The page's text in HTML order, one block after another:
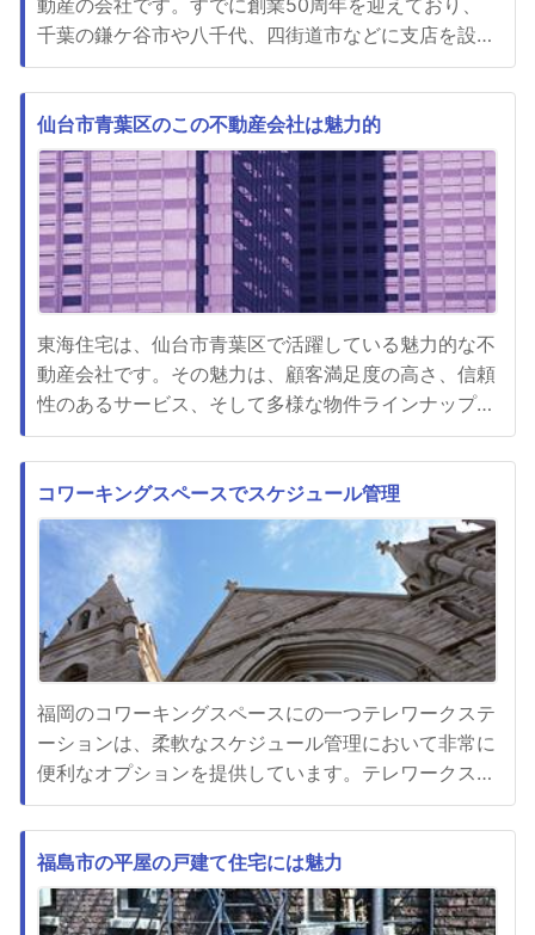
動産の会社です。すでに創業50周年を迎えており、
千葉の鎌ケ谷市や八千代、四街道市などに支店を設け
ています。「東海住宅株式会社」が扱うのは、お家を
建てることだけではなく、売ることや売却相談、リフ
ォームなどです。基本的には千葉県八千代市や鎌ケ谷
市といった場所の不動産関連の相談であれば、どのよ
うなことでも受付していま...
仙台市青葉区のこの不動産会社は魅力的
東海住宅は、仙台市青葉区で活躍している魅力的な不
動産会社です。その魅力は、顧客満足度の高さ、信頼
性のあるサービス、そして多様な物件ラインナップに
あります。まず、東海住宅の顧客満足度は非常に高い
です。彼らは常に顧客のニーズを第一に考え、親切か
つ迅速な対応を提供しています。物件の選定から契約
手続きアフターサービスまで一貫したサポートを提供
することで、顧客の不安を...
コワーキングスペースでスケジュール管理
福岡のコワーキングスペースにの一つテレワークステ
ーションは、柔軟なスケジュール管理において非常に
便利なオプションを提供しています。テレワークステ
ーションでは24時間営業しているため、働きたい時
間帯に合わせて自由に利用することができます。早朝
や深夜に集中して作業を進めることができるため、
個々の生産性を最大限に引き出すことができます。ま
た、急な締切に追われている...
福島市の平屋の戸建て住宅には魅力